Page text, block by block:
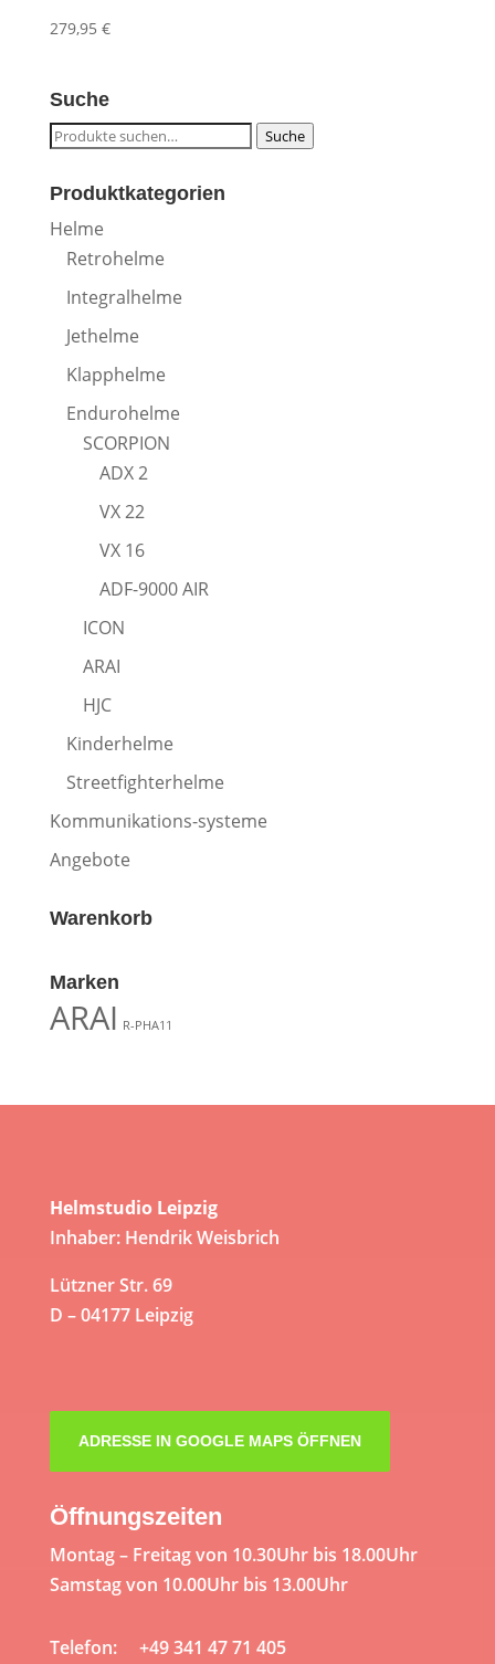
279,95 €
Suche
Suche
Suche
Produktkategorien
Helme
Retrohelme
Integralhelme
Jethelme
Klapphelme
Endurohelme
SCORPION
ADX 2
VX 22
VX 16
ADF-9000 AIR
ICON
ARAI
HJC
Kinderhelme
Streetfighterhelme
Kommunikations-systeme
Angebote
Warenkorb
Marken
ARAI R-PHA11
Helmstudio Leipzig
Inhaber: Hendrik Weisbrich
Lützner Str. 69
D – 04177 Leipzig
ADRESSE IN GOOGLE MAPS ÖFFNEN
Öffnungszeiten
Montag – Freitag von 10.30Uhr bis 18.00Uhr
Samstag von 10.00Uhr bis 13.00Uhr
Telefon: +49 341 47 71 405